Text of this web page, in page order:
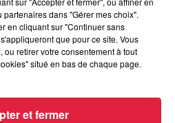
et coriandre / @Top Music
dans "Gérer mes choix".
en cliquant sur "Continuer sans
que pour ce site. Vous
ou retirer votre consentement à tout
situé en bas de chaque page.
et fermer